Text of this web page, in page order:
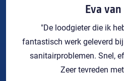
Eva
"De loodgieter die ik
fantastisch werk geleverd
sanitairproblemen. Snel,
Zeer tevreden